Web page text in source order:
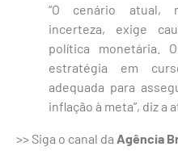
“O cenário atual,
incerteza, exige
política monetária.
estratégia em
adequada para
inflação à meta”, diz a
>> Siga o canal da Agência